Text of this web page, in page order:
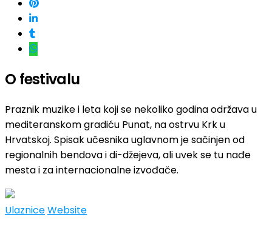
O festivalu
Praznik muzike i leta koji se nekoliko godina održava u
mediteranskom gradiću Punat, na ostrvu Krk u
Hrvatskoj. Spisak učesnika uglavnom je sačinjen od
regionalnih bendova i di-džejeva, ali uvek se tu nađe
mesta i za internacionalne izvođače.
UlazniceWebsite